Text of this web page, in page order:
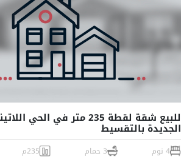
للبيع شقة لقطة 235 متر في
الجديدة بالتقسيط
4 نوم 3 حمام 235م